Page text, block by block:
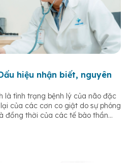
hiệu nhận biết, nguyên
là tình trạng bệnh lý của não đặc
của các cơn co giật do sự phóng
đồng thời của các tế bào thần